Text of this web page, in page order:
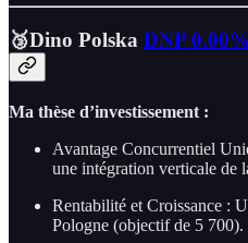
🥉Dino Polska DNP
Ma thèse d’investissement :
Avantage Concurrentiel
une intégration verticale de
Rentabilité et Croissance :
Pologne (objectif de 5 700).